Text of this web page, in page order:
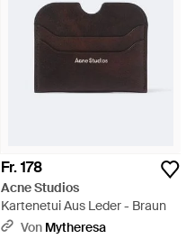
Fr. 178
Acne Studios
Kartenetui Aus Leder - Braun
Von Mytheresa